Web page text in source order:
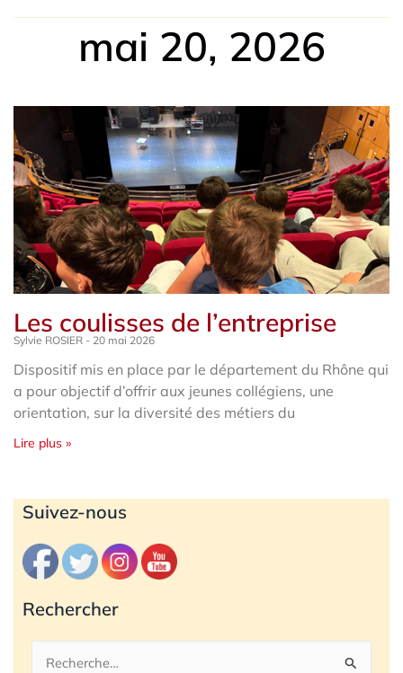
mai 20, 2026
Les coulisses de l’entreprise
Sylvie ROSIER 20 mai 2026
Dispositif mis en place par le département du Rhône qui
a pour objectif d’offrir aux jeunes collégiens, une
orientation, sur la diversité des métiers du
Lire plus »
Suivez-nous
Rechercher
Rechercher :
Archives